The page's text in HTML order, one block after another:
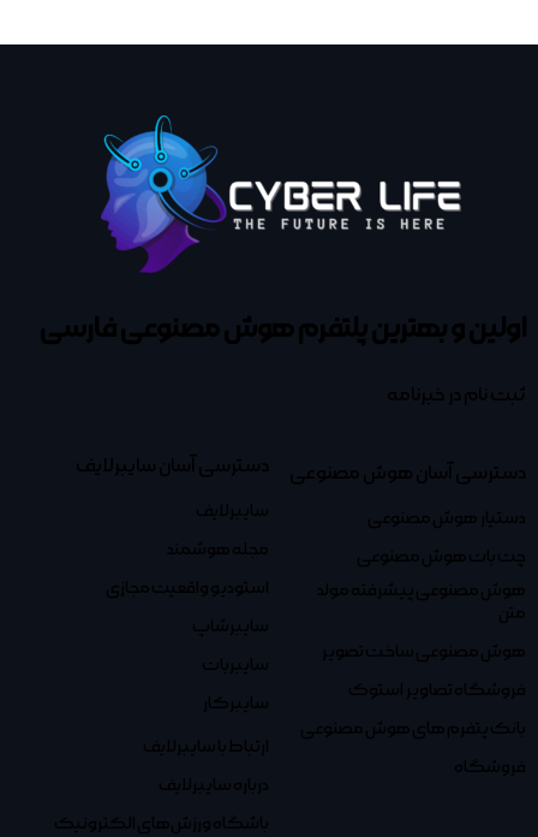
اولین و بهترین پلتفرمهوش مصنوعی فارسی
ثبت نام در خبرنامه
دسترسی آسان هوش مصنوعی
دستیار هوش مصنوعی
چت بات هوش مصنوعی
هوش مصنوعی پیشرفته مولد
متن
هوش مصنوعی ساخت تصویر
فروشگاه تصاویر استوک
بانک پتفرم های هوش مصنوعی
فروشگاه
دسترسی آسان سایبرلایف
سایبرلایف
مجله هوشمند
استودیو واقعیت مجازی
سایبرشاپ
سایبربات
سایبرکار
ارتباط با سایبرلایف
درباره سایبرلایف
باشگاه ورزش‌های الکترونیک